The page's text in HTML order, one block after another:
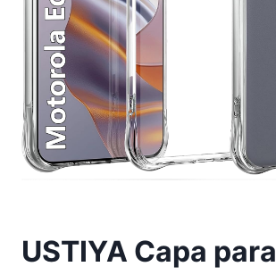
USTIYA Capa para